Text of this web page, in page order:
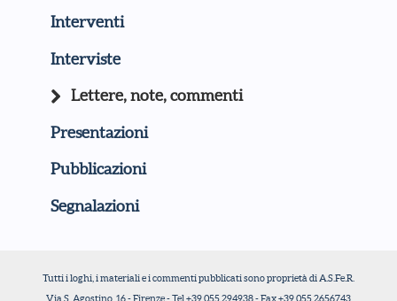
Interventi
Interviste
Lettere, note, commenti
Presentazioni
Pubblicazioni
Segnalazioni
Tutti i loghi, i materiali e i commenti pubblicati sono proprietà di A.S.Fe.R.
Via S. Agostino, 16 - Firenze - Tel +39 055 294938 - Fax +39 055 2656743